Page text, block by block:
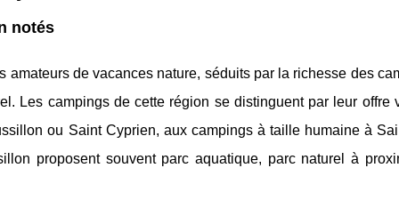
notés
amateurs de vacances nature, séduits par la richesse des
Les campings de cette région se distinguent par leur offre
ou Saint Cyprien, aux campings à taille humaine à
proposent souvent parc aquatique, parc naturel à